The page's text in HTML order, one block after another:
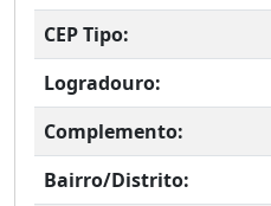
CEP Tipo:
Logradouro:
Complemento:
Bairro/Distrito: